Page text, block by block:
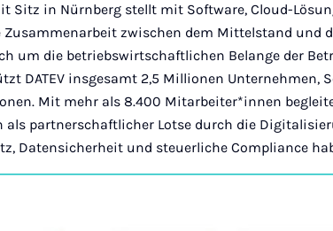
Sitz in Nürnberg stellt mit Software, Cloud-
zwischen dem Mittelstand und
um die betriebswirtschaftlichen Belange der
DATEV insgesamt 2,5 Millionen Unternehmen,
Mit mehr als 8.400 Mitarbeiter*innen
als partnerschaftlicher Lotse durch die
Datensicherheit und steuerliche Compliance